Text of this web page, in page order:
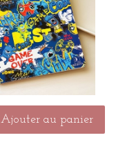
Ajouter au panier